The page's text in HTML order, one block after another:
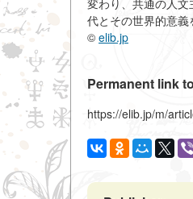
変わり、共通の人
代とその世界的意義
© elib.jp
Permanent link
https://elib.jp/m/